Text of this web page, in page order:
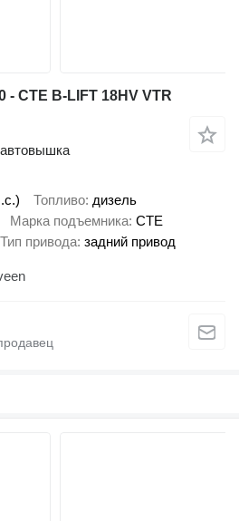
- CTE B-LIFT 18HV VTR
Топливо дизель
Марка подъемника CTE
Тип привода задний привод